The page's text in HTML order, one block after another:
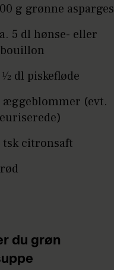
g grønne asparges
5 dl hønse- eller
dl piskefløde
æggeblommer (evt.
tsk citronsaft
du grøn